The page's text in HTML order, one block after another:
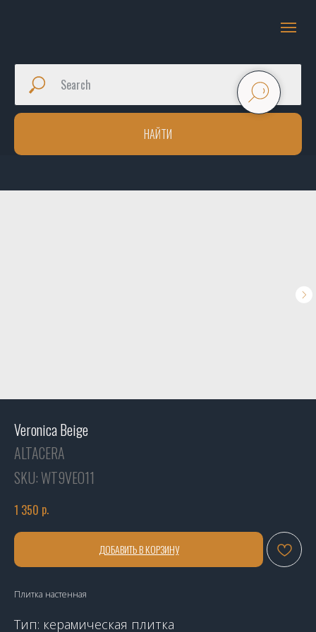
НАЙТИ
Veronica Beige
ALTACERA
SKU: WT9VEO11
1 350 р.
ДОБАВИТЬ В КОРЗИНУ
Плитка настенная
Тип: керамическая плитка